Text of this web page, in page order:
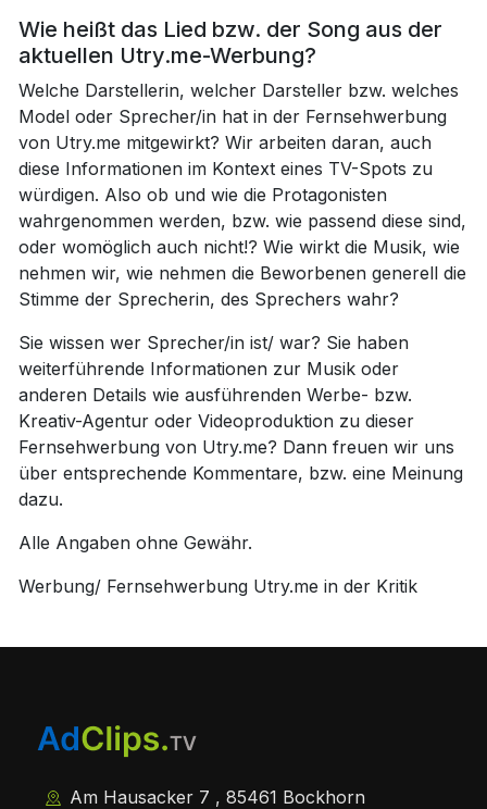
Wie heißt das Lied bzw. der Song aus der
aktuellen Utry.me-Werbung?
Welche Darstellerin, welcher Darsteller bzw. welches
Model oder Sprecher/in hat in der Fernsehwerbung
von Utry.me mitgewirkt? Wir arbeiten daran, auch
diese Informationen im Kontext eines TV-Spots zu
würdigen. Also ob und wie die Protagonisten
wahrgenommen werden, bzw. wie passend diese sind,
oder womöglich auch nicht!? Wie wirkt die Musik, wie
nehmen wir, wie nehmen die Beworbenen generell die
Stimme der Sprecherin, des Sprechers wahr?
Sie wissen wer Sprecher/in ist/ war? Sie haben
weiterführende Informationen zur Musik oder
anderen Details wie ausführenden Werbe- bzw.
Kreativ-Agentur oder Videoproduktion zu dieser
Fernsehwerbung von Utry.me? Dann freuen wir uns
über entsprechende Kommentare, bzw. eine Meinung
dazu.
Alle Angaben ohne Gewähr.
Werbung/ Fernsehwerbung Utry.me in der Kritik
Am Hausacker 7 , 85461 Bockhorn